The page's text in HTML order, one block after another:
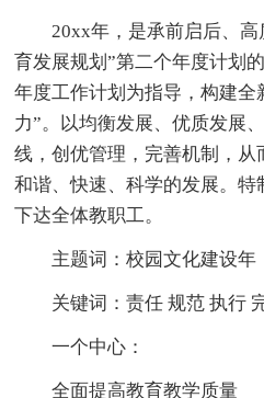
20xx年，是承前启后、高
育发展规划”第二个年度计划
年度工作计划为指导，构建全
力”。以均衡发展、优质发展
线，创优管理，完善机制，从
和谐、快速、科学的发展。
下达全体教职工。
主题词：校园文化建设年
关键词：责任 规范 执行
一个中心：
全面提高教育教学质量